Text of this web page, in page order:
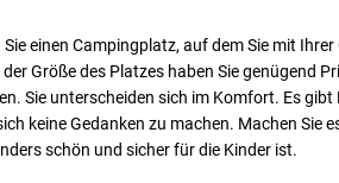
einen Campingplatz, auf dem Sie mit
Größe des Platzes haben Sie genügend
Sie unterscheiden sich im Komfort. Es
keine Gedanken zu machen. Machen
schön und sicher für die Kinder ist.